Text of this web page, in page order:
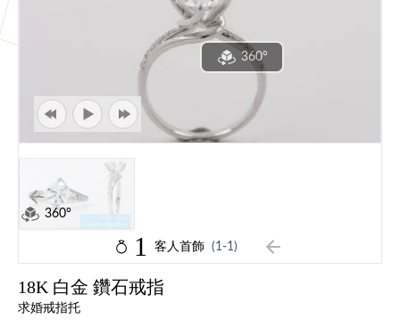
360°
360°
1 客人首飾 (1-1)
18K 白金 鑽石戒指
求婚戒指托